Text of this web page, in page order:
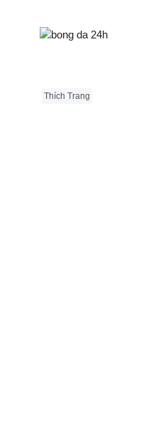
Thích Trang